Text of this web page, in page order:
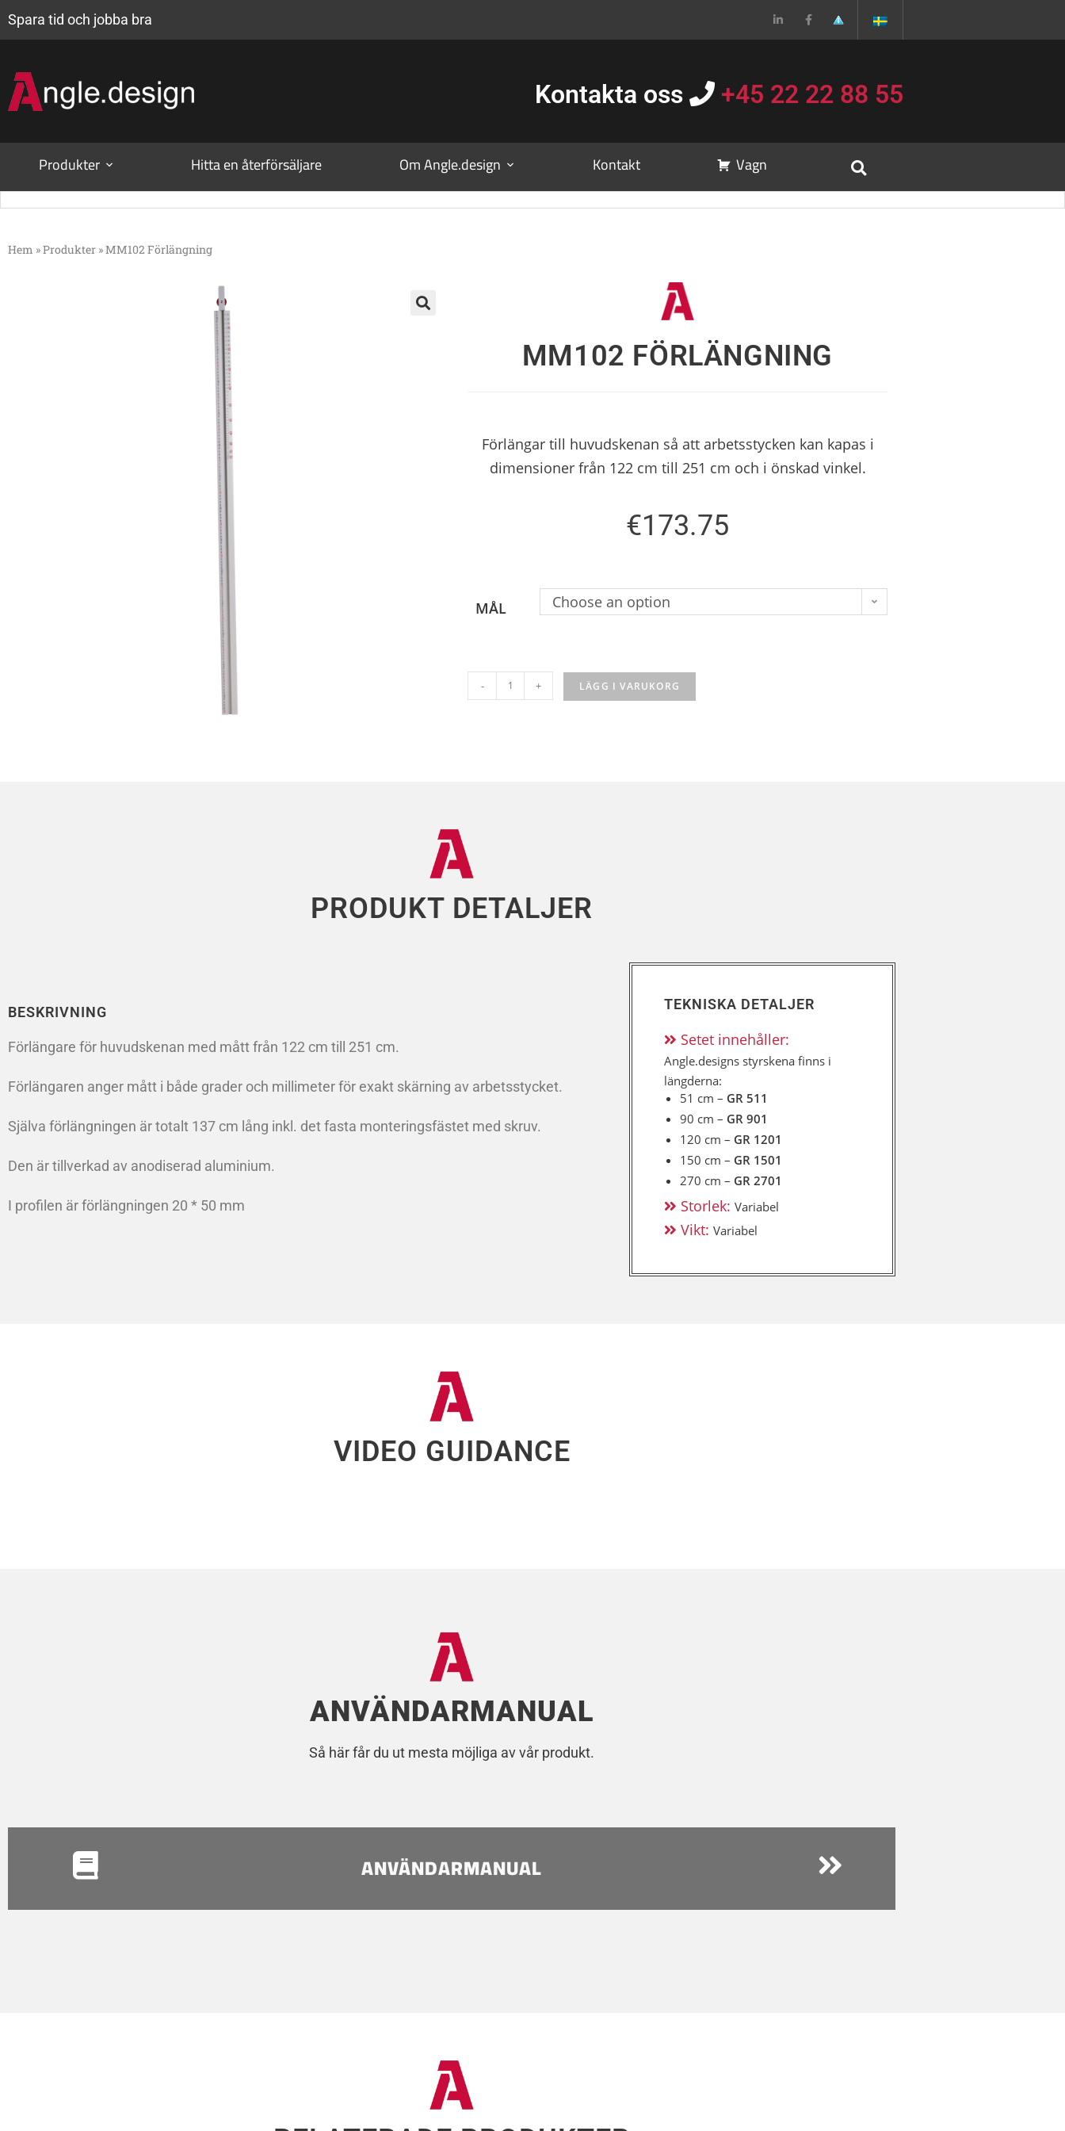
Spara tid och jobba bra
Kontakta oss +45 22 22 88 55
Produkter Hitta en återförsäljare Om Angle.design Kontakt Vagn
Hem »Produkter »MM102 Förlängning
MM102 FÖRLÄNGNING
Förlängar till huvudskenan så att arbetsstycken kan kapas i
dimensioner från 122 cm till 251 cm och i önskad vinkel.
€173.75
MÅL Choose an option
- + LÄGG I VARUKORG
PRODUKT DETALJER
BESKRIVNING
Förlängare för huvudskenan med mått från 122 cm till 251 cm.
Förlängaren anger mått i både grader och millimeter för exakt skärning av arbetsstycket.
Själva förlängningen är totalt 137 cm lång inkl. det fasta monteringsfästet med skruv.
Den är tillverkad av anodiserad aluminium.
I profilen är förlängningen 20 * 50 mm
TEKNISKA DETALJER
Setet innehåller:
Angle.designs styrskena finns i
längderna:
51 cm – GR 511
90 cm – GR 901
120 cm – GR 1201
150 cm – GR 1501
270 cm – GR 2701
Storlek: Variabel
Vikt: Variabel
VIDEO GUIDANCE
ANVÄNDARMANUAL
Så här får du ut mesta möjliga av vår produkt.
ANVÄNDARMANUAL